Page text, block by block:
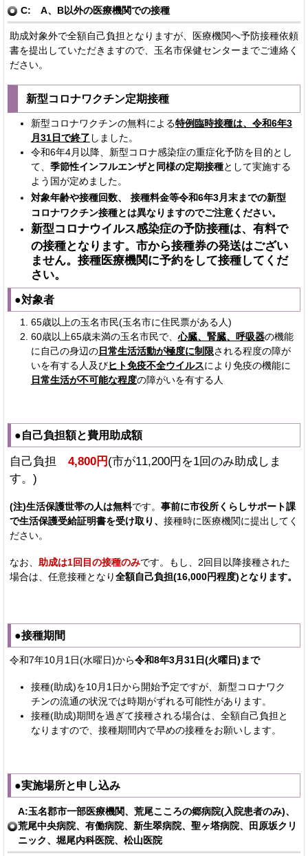
C: A、B以外の医療機関での接種
助成対象外で全額自己負担となりますが、医療機関へ予防接種依頼
書を提出していただきますので、玉名市保健センターまでご連絡く
ださい。
新型コロナワクチン定期接種
新型コロナワクチンの無料による特例臨時接種は、令和6年3
月31日で終了 しました。
令和6年4月以降、新型コロナ感染症の重症化予防を目的とし
て、 季節性インフルエンザと同様の定期接種として実施する
よう国が定めました。
対象年齢や接種回数、
接種料金等令和6年3月末までの新型
コロナワクチン接種とは異なりますのでご注意ください。
新型コロナウイルス感染症の予防接種は、有料で
の接種となります。市から接種券の発送はござい
ません。接種医療機関に予約をして接種してくだ
さい。
●対象者
65歳以上の玉名市民(玉名市に住民票がある人)
60歳以上65歳未満の玉名市民で、 心臓、腎臓、呼吸器の機能
に自己の身辺の日常生活活動が極度に制限される程度の障が
いを有する人及びヒト免疫不全ウイルスにより免疫の機能に
日常生活が不可能な程度の障がいを有する人
●自己負担額と費用助成額
自己負担 4,800円(市が11,200円を1回のみ助成しま
す。)
(注)生活保護世帯の人は無料です。 事前に市役所くらしサポート課
で生活保護受給証明書を受け取り、 接種時に医療機関に提出してく
ださい。
なお、 助成は1回目の接種のみです。もし、2回目以降接種された
場合は、任意接種となり全額自己負担(16,000円程度)となります。
●接種期間
令和7年10月1日(水曜日)から令和8年3月31日(火曜日)まで
接種(助成)を10月1日から開始予定ですが、新型コロナワク
チンの流通の状況では時期がずれる可能性があります。
接種(助成)期間を過ぎて接種される場合は、全額自己負担と
なりますので、接種期間内で早めの接種をお願いします。
●実施場所と申し込み
A:玉名郡市一部医療機関、荒尾こころの郷病院(入院患者のみ)、
荒尾中央病院、有働病院、新生翠病院、聖ヶ塔病院、田原坂クリ
ニック、堀尾内科医院、松山医院